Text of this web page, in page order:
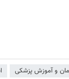
و آموزش پزشکی